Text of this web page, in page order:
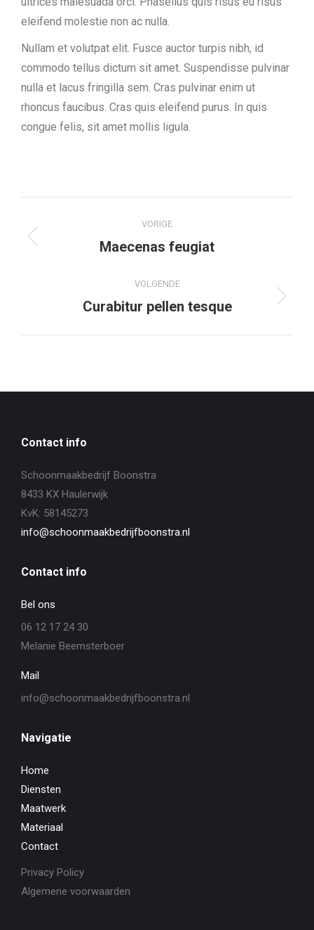
eleifend molestie non ac nulla.
Nullam et volutpat elit. Fusce auctor turpis nibh, id
commodo tellus dictum sit amet. Suspendisse pulvinar
nulla et lacus fringilla sem. Cras pulvinar enim ut
rhoncus faucibus. Cras quis eleifend purus. In quis
congue felis, sit amet mollis ligula.
navigation
VORIGE
Previous
Maecenas feugiat
VOLGENDE
Next
Curabitur pellen tesque
Contact info
Schoonmaakbedrijf Boonstra
8433 KX Haulerwijk
KvK: 58145273
info@schoonmaakbedrijfboonstra.nl
Contact info
Bel ons
06 12 17 24 30
Melanie Beemsterboer
Mail
info@schoonmaakbedrijfboonstra.nl
Navigatie
Home
Diensten
Maatwerk
Materiaal
Contact
Privacy Policy
Algemene voorwaarden